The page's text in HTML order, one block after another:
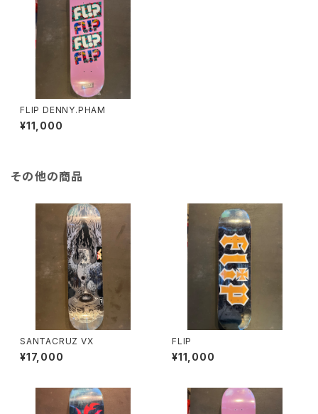
FLIP DENNY.PHAM
¥11,000
その他の商品
SANTACRUZ VX
¥17,000
FLIP
¥11,000